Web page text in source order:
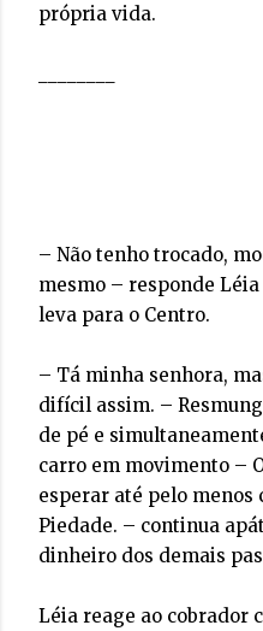
própria vida.
– Não tenho trocado,
mesmo – responde
leva para o Centro.
– Tá minha senhora,
difícil assim. –
de pé e
carro em movimento –
esperar até pelo menos
Piedade. – continua
dinheiro dos demais
Léia reage ao cobrador